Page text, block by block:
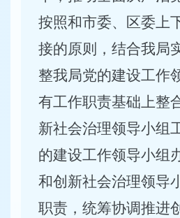
按照和市委、区委上
接的原则，结合我局
整我局党的建设工作
有工作职责基础上整
新社会治理领导小组
的建设工作领导小组
和创新社会治理领导
职责，统筹协调推进